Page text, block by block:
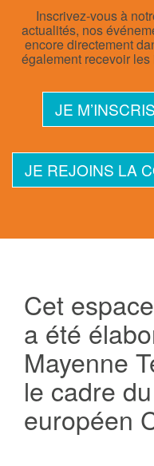
Inscrivez-vous à
actualités, nos
encore directement
également recevoir
JE
JE REJOINS LA
Cet
a été
Mayenne
le cadre
européen